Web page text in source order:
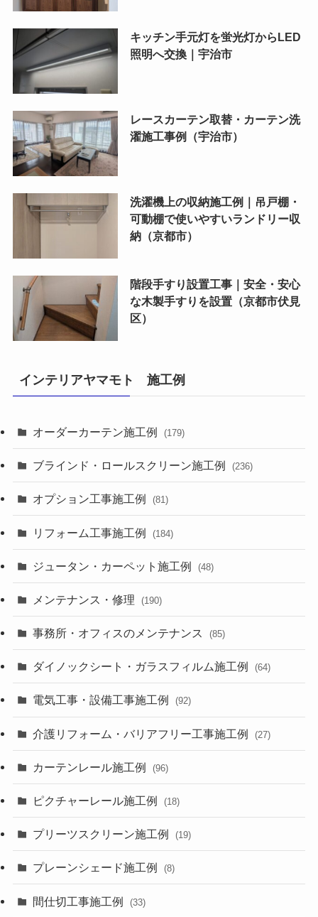
キッチン手元灯を蛍光灯からLED
照明へ交換｜宇治市
レースカーテン取替・カーテン洗
濯施工事例（宇治市）
洗濯機上の収納施工例｜吊戸棚・
可動棚で使いやすいランドリー収
納（京都市）
階段手すり設置工事｜安全・安心
な木製手すりを設置（京都市伏見
区）
インテリアヤマモト 施工例
オーダーカーテン施工例 (179)
ブラインド・ロールスクリーン施工例 (236)
オプション工事施工例 (81)
リフォーム工事施工例 (184)
ジュータン・カーペット施工例 (48)
メンテナンス・修理 (190)
事務所・オフィスのメンテナンス (85)
ダイノックシート・ガラスフィルム施工例 (64)
電気工事・設備工事施工例 (92)
介護リフォーム・バリアフリー工事施工例 (27)
カーテンレール施工例 (96)
ピクチャーレール施工例 (18)
プリーツスクリーン施工例 (19)
プレーンシェード施工例 (8)
間仕切工事施工例 (33)